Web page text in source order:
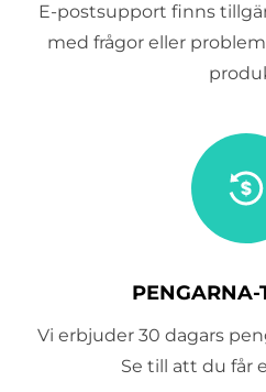
E-postsupport finns
med frågor eller
Vi erbjuder 30 dagars
Se till att du får